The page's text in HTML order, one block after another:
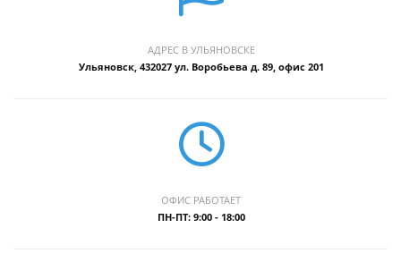
АДРЕС В УЛЬЯНОВСКЕ
Ульяновск, 432027 ул. Воробьева д. 89, офис 201
ОФИС РАБОТАЕТ
ПН-ПТ: 9:00 - 18:00